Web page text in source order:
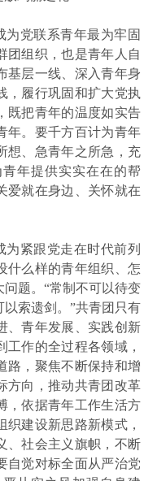
党联系青年最为牢固
团组织，也是青年人自
基层一线、深入青年身
，履行巩固和扩大党执
既把青年的温度如实告
年。要千方百计为青年
想、急青年之所急，充
年提供实实在在的帮
爱就在身边、关怀就在
紧跟党走在时代前列
什么样的青年组织、怎
题。 “常制不可以待变
索遗剑。”共青团只有
、青年发展、实践创新
作的全过程各领域，
路，聚焦不断保持和增
方向，推动共青团改革
，依据青年工作生活方
建设新思路新模式，
、社会主义旗帜，不断
自觉对标全面从严治党